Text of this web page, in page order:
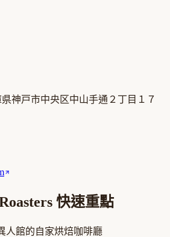
県神戸市中央区中山手通２丁目１７
快速重點
人館的自家烘焙咖啡廳